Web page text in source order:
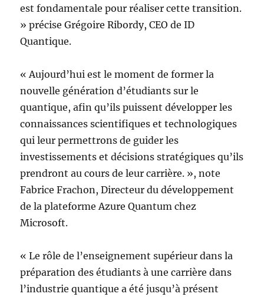
est fondamentale pour réaliser cette transition.
» précise Grégoire Ribordy, CEO de ID
Quantique.
« Aujourd’hui est le moment de former la
nouvelle génération d’étudiants sur le
quantique, afin qu’ils puissent développer les
connaissances scientifiques et technologiques
qui leur permettrons de guider les
investissements et décisions stratégiques qu’ils
prendront au cours de leur carrière. », note
Fabrice Frachon, Directeur du développement
de la plateforme Azure Quantum chez
Microsoft.
« Le rôle de l’enseignement supérieur dans la
préparation des étudiants à une carrière dans
l’industrie quantique a été jusqu’à présent